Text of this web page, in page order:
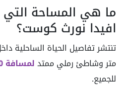
ما هي المساحة
افيدا نورث كوست؟
تنتشر تفاصيل الحياة الساحلية
متر وشاطئ رملي ممتدلمسافة 800 متر
للجميع.